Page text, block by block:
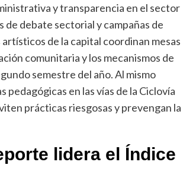
y transparencia en el sector
debate sectorial y campañas de
de la capital coordinan mesas
comunitaria y los mecanismos de
semestre del año. Al mismo
en las vías de la Ciclovía
prácticas riesgosas y prevengan la
lidera el Índice